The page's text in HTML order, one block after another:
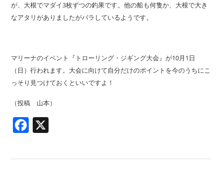
が、大根でマダイ3枚ずつの釣果です。他の船も何隻か、大根で大き
なアタリがありましたがバラしているようです。
マリーナのイベント『トローリング・ジギング大会』が10月1日
（日）行われます。大会に向けて自分だけのポイントを今のうちにこ
っそり見つけておくといいですよ！
（投稿 山本）
Facebook